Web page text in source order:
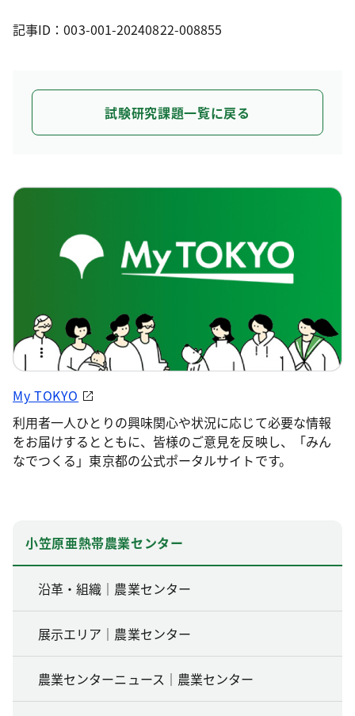
記事ID：003-001-20240822-008855
試験研究課題一覧に戻る
My TOKYO
利用者一人ひとりの興味関心や状況に応じて必要な情報
をお届けするとともに、皆様のご意見を反映し、「みん
なでつくる」東京都の公式ポータルサイトです。
小笠原亜熱帯農業センター
沿革・組織｜農業センター
展示エリア｜農業センター
農業センターニュース｜農業センター